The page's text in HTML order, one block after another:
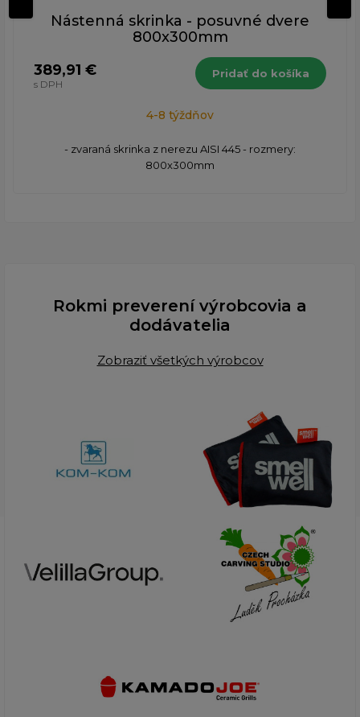
Nástenná skrinka - posuvné dvere
800x300mm
389,91 €
s DPH
Pridať do košíka
4-8 týždňov
​- zvaraná skrinka z nerezu AISI 445 - rozmery:
800x300mm
Rokmi preverení výrobcovia a
dodávatelia
Zobraziť všetkých výrobcov